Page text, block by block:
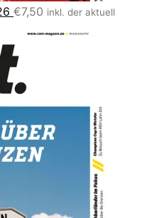
€7,50 inkl. der aktuell